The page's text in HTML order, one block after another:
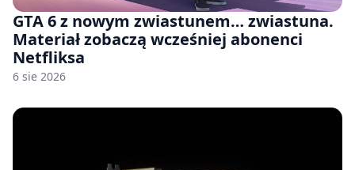
GTA 6 z nowym zwiastunem… zwiastuna.
Materiał zobaczą wcześniej abonenci
Netfliksa
6 sie 2026